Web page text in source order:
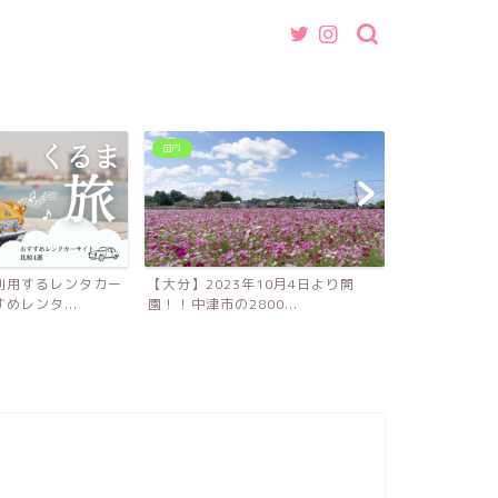
用するレンタカー
めレンタ...
国内
【大分】2023年10月4日より開
園！！中津市の2800...